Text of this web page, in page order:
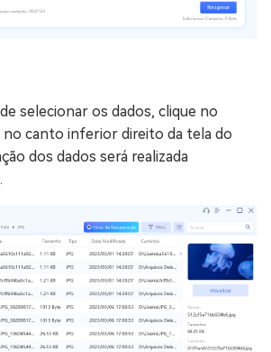
selecionar os dados, clique no
no canto inferior direito da tela do
dos dados será realizada